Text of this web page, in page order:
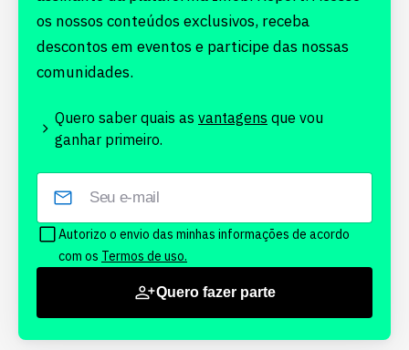
os nossos conteúdos exclusivos, receba
descontos em eventos e participe das nossas
comunidades.
Quero saber quais as vantagens que vou
ganhar primeiro.
Autorizo o envio das minhas informações de acordo
com os Termos de uso.
Quero fazer parte